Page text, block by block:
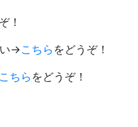
！
い→こちら をどうぞ！
こちら をどうぞ！